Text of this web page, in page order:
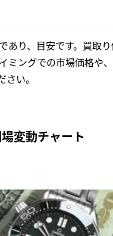
り、目安です。買取
ングでの市場価格
い。
変動チャート